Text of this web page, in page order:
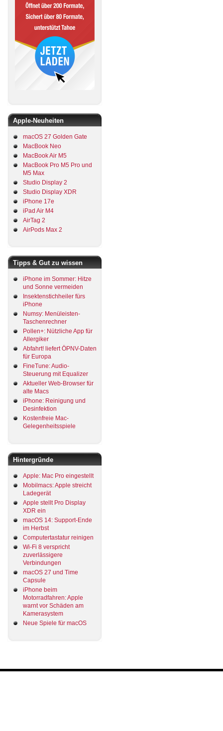
Apple-Neuheiten
macOS 27 Golden Gate
MacBook Neo
MacBook Air M5
MacBook Pro M5 Pro und
M5 Max
Studio Display 2
Studio Display XDR
iPhone 17e
iPad Air M4
AirTag 2
AirPods Max 2
Tipps & Gut zu wissen
iPhone im Sommer: Hitze
und Sonne vermeiden
Insektenstichheiler fürs
iPhone
Numsy: Menüleisten-
Taschenrechner
Pollen+: Nützliche App für
Allergiker
Abfahrt! liefert ÖPNV-Daten
für Europa
FineTune: Audio-
Steuerung mit Equalizer
Aktueller Web-Browser für
alte Macs
iPhone: Reinigung und
Desinfektion
Kostenfreie Mac-
Gelegenheitsspiele
Hintergründe
Apple: Mac Pro eingestellt
Mobilmacs: Apple streicht
Ladegerät
Apple stellt Pro Display
XDR ein
macOS 14: Support-Ende
im Herbst
Computertastatur reinigen
Wi-Fi 8 verspricht
zuverlässigere
Verbindungen
macOS 27 und Time
Capsule
iPhone beim
Motorradfahren: Apple
warnt vor Schäden am
Kamerasystem
Neue Spiele für macOS